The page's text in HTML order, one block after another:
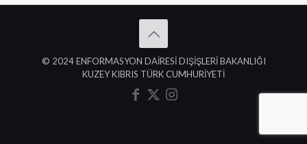
© 2024 ENFORMASYON DAİRESİ DIŞİŞLERİ BAKANLIĞI
KUZEY KIBRIS TÜRK CUMHURİYETİ